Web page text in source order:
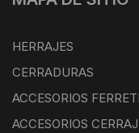
HERRAJES
CERRADURAS
ACCESORIOS
ACCESORIOS